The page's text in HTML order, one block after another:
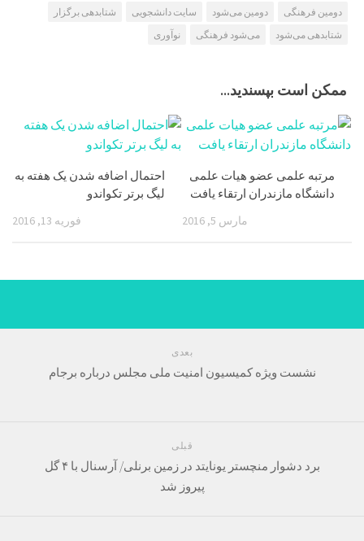
دومین فرهنگی
دومین می‌شود سایت دانشجویی
شتابدهی برگزار
شتابدهی می‌شود
می‌شود فرهنگی نوآوری
ممکن است بپسندید...
احتمال اضافه شدن یک هفته به
لیگ برتر تکواندو
فوریه 13, 2016
مرتبه علمی عضو هیات علمی
دانشگاه مازندران ارتقاء یافت
مارس 5, 2016
بعدی
نشست ویژه کمیسیون امنیت ملی مجلس درباره برجام
قبلی
برد دشوار منچستر یونایتد در زمین برنلی/ آرسنال با ۴ گل
پیروز شد